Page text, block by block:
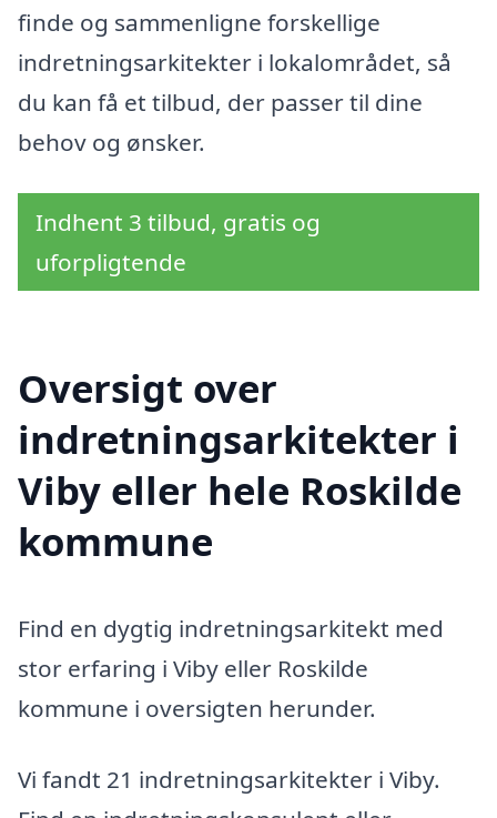
finde og sammenligne forskellige
indretningsarkitekter i lokalområdet, så
du kan få et tilbud, der passer til dine
behov og ønsker.
Indhent 3 tilbud, gratis og
uforpligtende
Oversigt over
indretningsarkitekter i
Viby eller hele Roskilde
kommune
Find en dygtig indretningsarkitekt med
stor erfaring i Viby eller Roskilde
kommune i oversigten herunder.
Vi fandt 21 indretningsarkitekter i Viby.